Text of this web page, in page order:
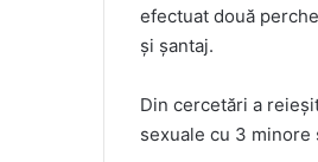
efectuat două
și șantaj.
Din cercetări a
sexuale cu 3 minore